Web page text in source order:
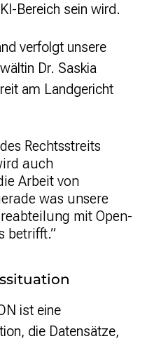
Bereich sein wird.
verfolgt unsere
Dr. Saskia
am Landgericht
Rechtsstreits
auch
Arbeit von
was unsere
mit Open-
betrifft.”
ist eine
die Datensätze,